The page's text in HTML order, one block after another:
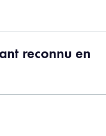
reconnu en